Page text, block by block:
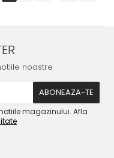
noastre
magazinului. Afla